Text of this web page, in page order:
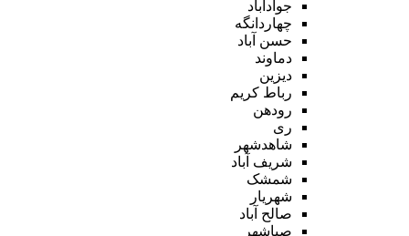
جوادآباد
چهاردانگه
حسن آباد
دماوند
دیزین
رباط کریم
رودهن
ری
شاهدشهر
شریف آباد
شمشک
شهریار
صالح آباد
صباشهر